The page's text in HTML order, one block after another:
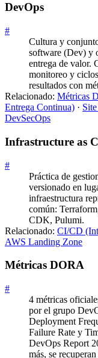
DevOps
#
Cultura y
software (Dev) y
entrega de valor.
monitoreo y
resultados con
Relacionado: Métricas
Entrega Continua) ·
DevSecOps
Infrastructure as
#
Práctica de
versionado en
infraestructura
común:
CDK, Pulumi.
Relacionado: CI/CD
AWS Landing Zone
Métricas DORA
#
4 métricas
por el grupo
Deployment
Failure Rate y
DevOps Report
más, se